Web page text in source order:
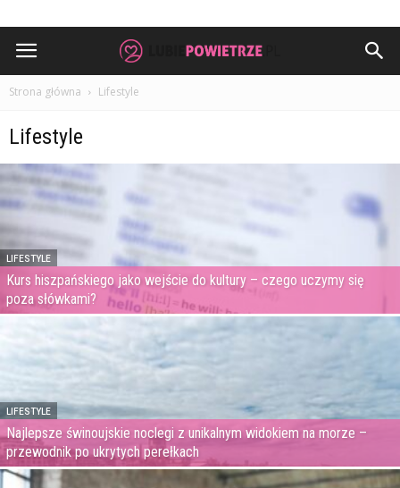
Strona główna Lifestyle
Lifestyle
LIFESTYLE
Kurs hiszpańskiego jako wejście do kultury – czego uczymy się
poza słówkami?
LIFESTYLE
Najlepsze świnoujskie noclegi z unikalnym widokiem na morze –
przewodnik po ukrytych perełkach